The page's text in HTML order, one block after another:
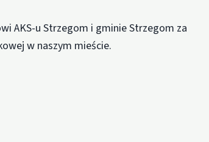
AKS-u Strzegom i gminie Strzegom za
w naszym mieście.